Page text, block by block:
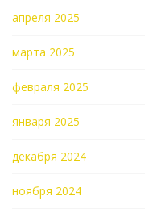
апреля 2025
марта 2025
февраля 2025
января 2025
декабря 2024
ноября 2024